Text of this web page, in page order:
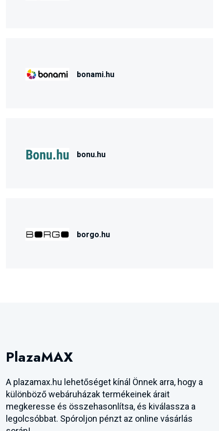
bonami.hu
bonu.hu
borgo.hu
PlazaMAX
A plazamax.hu lehetőséget kínál Önnek arra, hogy a
különböző webáruházak termékeinek árait
megkeresse és összehasonlítsa, és kiválassza a
legolcsóbbat. Spóroljon pénzt az online vásárlás